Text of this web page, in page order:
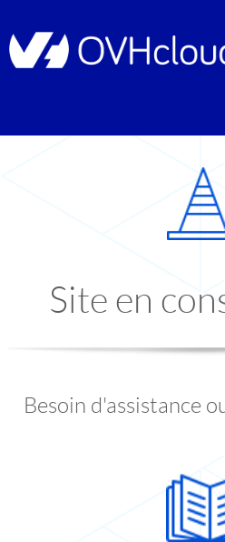
Site en
Besoin d'assistance